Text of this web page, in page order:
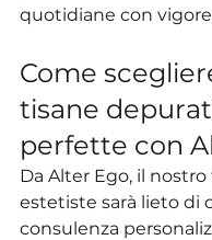
quotidiane con
Come
tisane
perfette con
Da Alter Ego, il
estetiste sarà lieto di
consulenza